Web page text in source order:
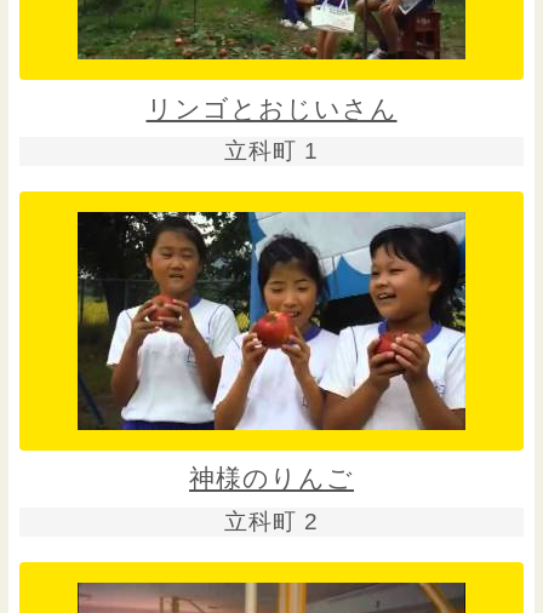
リンゴとおじいさん
立科町 1
神様のりんご
立科町 2